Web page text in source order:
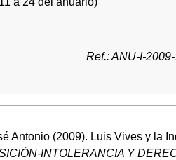
Ref.: ANU-I-
Antonio (2009). Luis Vives y la
INTOLERANCIA Y